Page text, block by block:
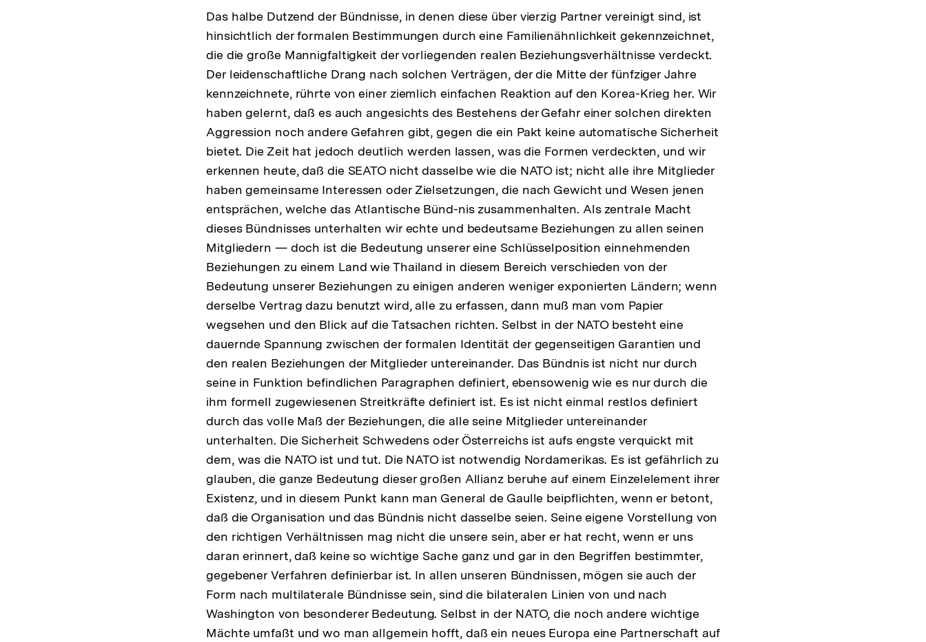
Das halbe Dutzend der Bündnisse, in denen diese über vierzig Partner vereinigt sind, ist
hinsichtlich der formalen Bestimmungen durch eine Familienähnlichkeit gekennzeichnet,
die die große Mannigfaltigkeit der vorliegenden realen Beziehungsverhältnisse verdeckt.
Der leidenschaftliche Drang nach solchen Verträgen, der die Mitte der fünfziger Jahre
kennzeichnete, rührte von einer ziemlich einfachen Reaktion auf den Korea-Krieg her. Wir
haben gelernt, daß es auch angesichts des Bestehens der Gefahr einer solchen direkten
Aggression noch andere Gefahren gibt, gegen die ein Pakt keine automatische Sicherheit
bietet. Die Zeit hat jedoch deutlich werden lassen, was die Formen verdeckten, und wir
erkennen heute, daß die SEATO nicht dasselbe wie die NATO ist; nicht alle ihre Mitglieder
haben gemeinsame Interessen oder Zielsetzungen, die nach Gewicht und Wesen jenen
entsprächen, welche das Atlantische Bünd-nis zusammenhalten. Als zentrale Macht
dieses Bündnisses unterhalten wir echte und bedeutsame Beziehungen zu allen seinen
Mitgliedern — doch ist die Bedeutung unserer eine Schlüsselposition einnehmenden
Beziehungen zu einem Land wie Thailand in diesem Bereich verschieden von der
Bedeutung unserer Beziehungen zu einigen anderen weniger exponierten Ländern; wenn
derselbe Vertrag dazu benutzt wird, alle zu erfassen, dann muß man vom Papier
wegsehen und den Blick auf die Tatsachen richten. Selbst in der NATO besteht eine
dauernde Spannung zwischen der formalen Identität der gegenseitigen Garantien und
den realen Beziehungen der Mitglieder untereinander. Das Bündnis ist nicht nur durch
seine in Funktion befindlichen Paragraphen definiert, ebensowenig wie es nur durch die
ihm formell zugewiesenen Streitkräfte definiert ist. Es ist nicht einmal restlos definiert
durch das volle Maß der Beziehungen, die alle seine Mitglieder untereinander
unterhalten. Die Sicherheit Schwedens oder Österreichs ist aufs engste verquickt mit
dem, was die NATO ist und tut. Die NATO ist notwendig Nordamerikas. Es ist gefährlich zu
glauben, die ganze Bedeutung dieser großen Allianz beruhe auf einem Einzelelement ihrer
Existenz, und in diesem Punkt kann man General de Gaulle beipflichten, wenn er betont,
daß die Organisation und das Bündnis nicht dasselbe seien. Seine eigene Vorstellung von
den richtigen Verhältnissen mag nicht die unsere sein, aber er hat recht, wenn er uns
daran erinnert, daß keine so wichtige Sache ganz und gar in den Begriffen bestimmter,
gegebener Verfahren definierbar ist. In allen unseren Bündnissen, mögen sie auch der
Form nach multilaterale Bündnisse sein, sind die bilateralen Linien von und nach
Washington von besonderer Bedeutung. Selbst in der NATO, die noch andere wichtige
Mächte umfaßt und wo man allgemein hofft, daß ein neues Europa eine Partnerschaft auf